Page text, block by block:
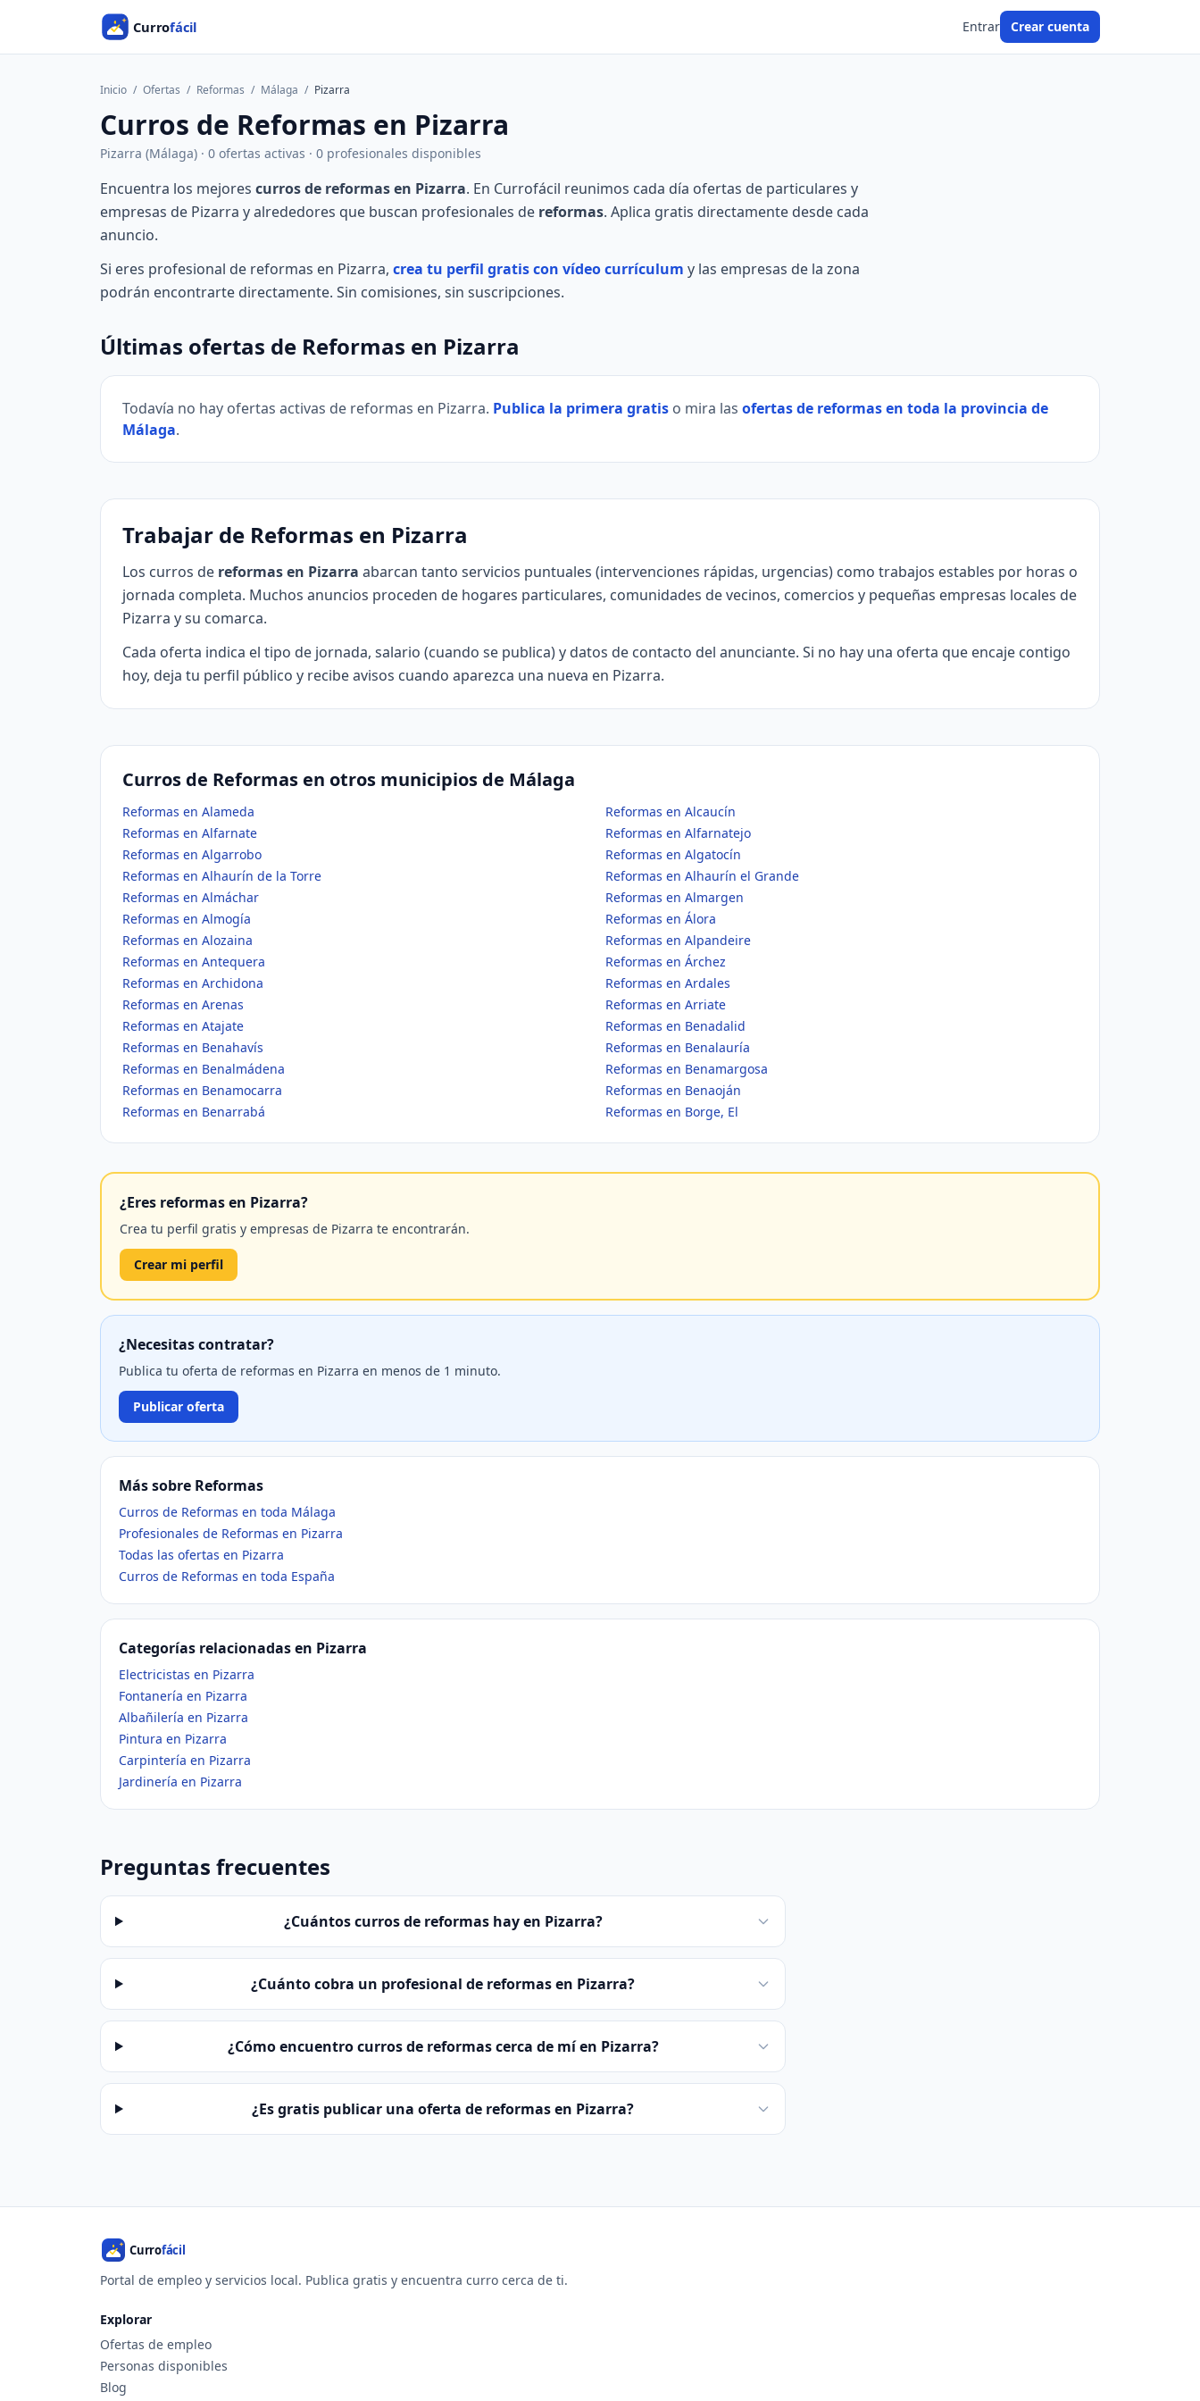
Entrar Crear cuenta
Inicio / Ofertas / Reformas / Málaga / Pizarra
Curros de Reformas en Pizarra
Pizarra (Málaga) · 0 ofertas activas · 0 profesionales disponibles
Encuentra los mejores curros de reformas en Pizarra. En Currofácil reunimos cada día ofertas de particulares y
empresas de Pizarra y alrededores que buscan profesionales de reformas. Aplica gratis directamente desde cada
anuncio.
Si eres profesional de reformas en Pizarra, crea tu perfil gratis con vídeo currículum y las empresas de la zona
podrán encontrarte directamente. Sin comisiones, sin suscripciones.
Últimas ofertas de Reformas en Pizarra
Todavía no hay ofertas activas de reformas en Pizarra. Publica la primera gratis o mira las ofertas de reformas en toda la provincia de
Málaga.
Trabajar de Reformas en Pizarra
Los curros de reformas en Pizarra abarcan tanto servicios puntuales (intervenciones rápidas, urgencias) como trabajos estables por horas o
jornada completa. Muchos anuncios proceden de hogares particulares, comunidades de vecinos, comercios y pequeñas empresas locales de
Pizarra y su comarca.
Cada oferta indica el tipo de jornada, salario (cuando se publica) y datos de contacto del anunciante. Si no hay una oferta que encaje contigo
hoy, deja tu perfil público y recibe avisos cuando aparezca una nueva en Pizarra.
Curros de Reformas en otros municipios de Málaga
Reformas en Alameda
Reformas en Alcaucín
Reformas en Alfarnate
Reformas en Alfarnatejo
Reformas en Algarrobo
Reformas en Algatocín
Reformas en Alhaurín de la Torre
Reformas en Alhaurín el Grande
Reformas en Almáchar
Reformas en Almargen
Reformas en Almogía
Reformas en Álora
Reformas en Alozaina
Reformas en Alpandeire
Reformas en Antequera
Reformas en Árchez
Reformas en Archidona
Reformas en Ardales
Reformas en Arenas
Reformas en Arriate
Reformas en Atajate
Reformas en Benadalid
Reformas en Benahavís
Reformas en Benalauría
Reformas en Benalmádena
Reformas en Benamargosa
Reformas en Benamocarra
Reformas en Benaoján
Reformas en Benarrabá
Reformas en Borge, El
¿Eres reformas en Pizarra?
Crea tu perfil gratis y empresas de Pizarra te encontrarán.
Crear mi perfil
¿Necesitas contratar?
Publica tu oferta de reformas en Pizarra en menos de 1 minuto.
Publicar oferta
Más sobre Reformas
Curros de Reformas en toda Málaga
Profesionales de Reformas en Pizarra
Todas las ofertas en Pizarra
Curros de Reformas en toda España
Categorías relacionadas en Pizarra
Electricistas en Pizarra
Fontanería en Pizarra
Albañilería en Pizarra
Pintura en Pizarra
Carpintería en Pizarra
Jardinería en Pizarra
Preguntas frecuentes
¿Cuántos curros de reformas hay en Pizarra?
¿Cuánto cobra un profesional de reformas en Pizarra?
¿Cómo encuentro curros de reformas cerca de mí en Pizarra?
¿Es gratis publicar una oferta de reformas en Pizarra?
Portal de empleo y servicios local. Publica gratis y encuentra curro cerca de ti.
Explorar
Ofertas de empleo
Personas disponibles
Blog